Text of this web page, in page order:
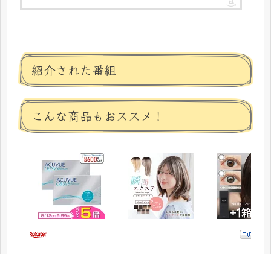
紹介された番組
こんな商品もおススメ！